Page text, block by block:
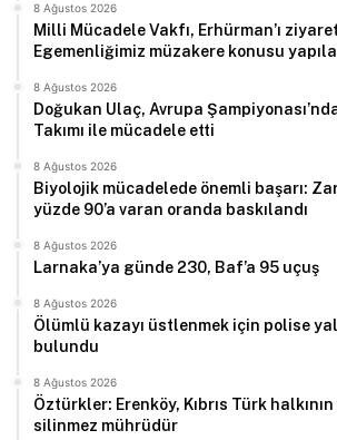
8 Ağustos 2026
Milli Mücadele Vakfı, Erhürman’ı
Egemenliğimiz müzakere konusu
8 Ağustos 2026
Doğukan Ulaç, Avrupa
Takımı ile mücadele etti
8 Ağustos 2026
Biyolojik mücadelede önemli başarı:
yüzde 90’a varan oranda baskılandı
8 Ağustos 2026
Larnaka’ya günde 230, Baf’a 95 uçuş
8 Ağustos 2026
Ölümlü kazayı üstlenmek için polise
bulundu
8 Ağustos 2026
Öztürkler: Erenköy, Kıbrıs Türk
silinmez mührüdür